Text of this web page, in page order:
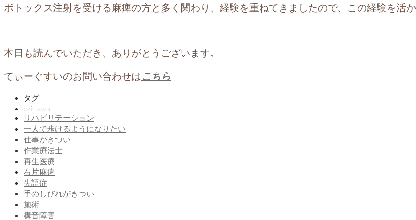
ボトックス注射を受ける麻痺の方と多く関わり、経験を重ねてきましたので、この経験を活
本日も読んでいただき、ありがとうございます。
てぃーぐすいのお問い合わせはこちら
タグ
okinawa
リハビリテーション
一人で歩けるようになりたい
仕事がきつい
作業療法士
再生医療
右片麻痺
失語症
手のしびれがきつい
施術
構音障害